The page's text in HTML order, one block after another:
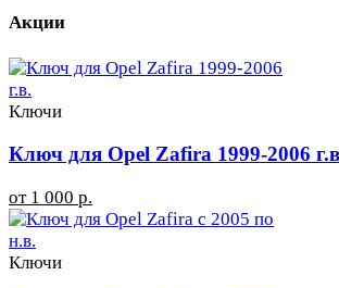
Акции
Ключи
Ключ для Opel Zafira 1999-2006
от 1 000 р.
Ключи